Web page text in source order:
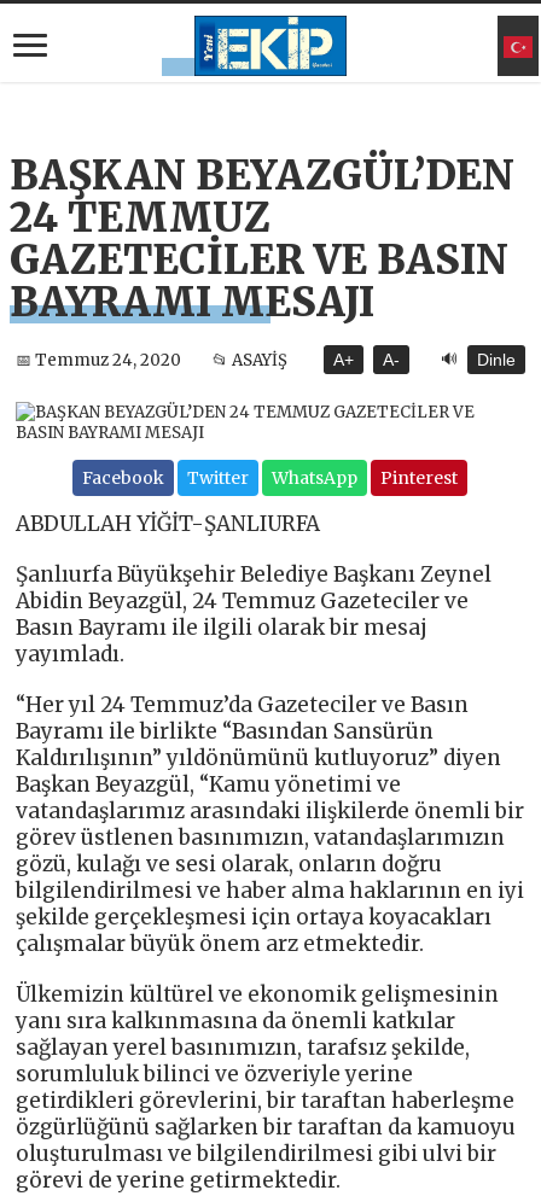
BAŞKAN BEYAZGÜL’DEN
24 TEMMUZ
GAZETECİLER VE BASIN
BAYRAMI MESAJI
📅 Temmuz 24, 2020 📂 ASAYİŞ A+ A- 🔊 Dinle
Facebook Twitter WhatsApp Pinterest
ABDULLAH YİĞİT-ŞANLIURFA
Şanlıurfa Büyükşehir Belediye Başkanı Zeynel
Abidin Beyazgül, 24 Temmuz Gazeteciler ve
Basın Bayramı ile ilgili olarak bir mesaj
yayımladı.
“Her yıl 24 Temmuz’da Gazeteciler ve Basın
Bayramı ile birlikte “Basından Sansürün
Kaldırılışının” yıldönümünü kutluyoruz” diyen
Başkan Beyazgül, “Kamu yönetimi ve
vatandaşlarımız arasındaki ilişkilerde önemli bir
görev üstlenen basınımızın, vatandaşlarımızın
gözü, kulağı ve sesi olarak, onların doğru
bilgilendirilmesi ve haber alma haklarının en iyi
şekilde gerçekleşmesi için ortaya koyacakları
çalışmalar büyük önem arz etmektedir.
Ülkemizin kültürel ve ekonomik gelişmesinin
yanı sıra kalkınmasına da önemli katkılar
sağlayan yerel basınımızın, tarafsız şekilde,
sorumluluk bilinci ve özveriyle yerine
getirdikleri görevlerini, bir taraftan haberleşme
özgürlüğünü sağlarken bir taraftan da kamuoyu
oluşturulması ve bilgilendirilmesi gibi ulvi bir
görevi de yerine getirmektedir.